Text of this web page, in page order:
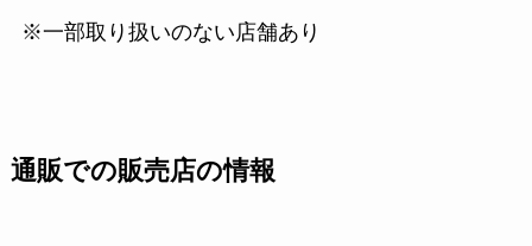
※一部取り扱いのない店舗あり
通販での販売店の情報